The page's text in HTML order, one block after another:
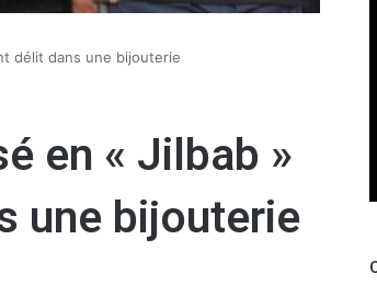
délit dans une bijouterie
en « Jilbab »
une bijouterie